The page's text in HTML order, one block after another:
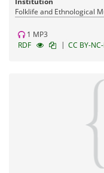
Fοlklife and Ethnological
1 MP3
RDF
| CC BY-